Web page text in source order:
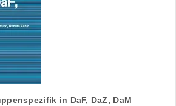
in DaF, DaZ, DaM